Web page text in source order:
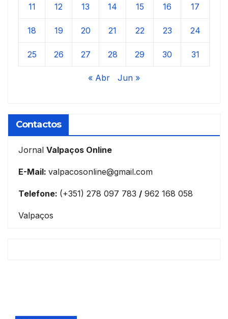
11 12 13 14 15 16 17
18 19 20 21 22 23 24
25 26 27 28 29 30 31
« Abr Jun »
Contactos
Jornal Valpaços Online
E-Mail: valpacosonline@gmail.com
Telefone: (+351) 278 097 783 / 962 168 058
Valpaços